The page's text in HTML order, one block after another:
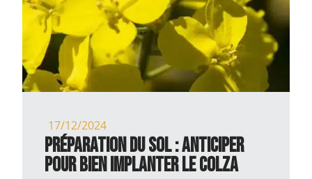
17/12/2024
Préparation du sol : anticiper
pour bien implanter le colza